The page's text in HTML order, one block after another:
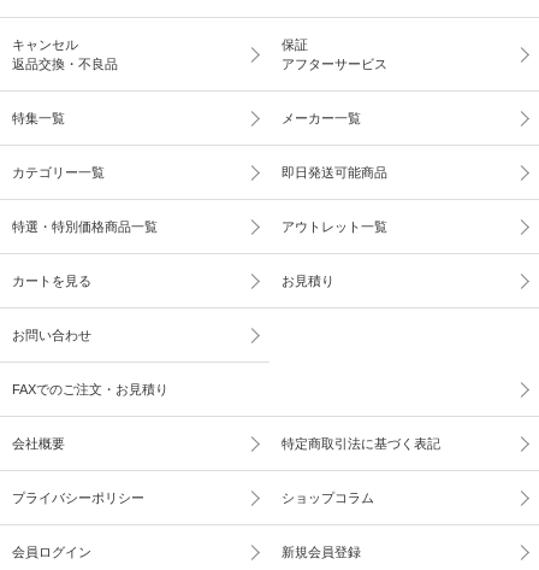
キャンセル
返品交換・不良品
保証
アフターサービス
特集一覧 メーカー一覧
カテゴリー一覧 即日発送可能商品
特選・特別価格商品一覧 アウトレット一覧
カートを見る お見積り
お問い合わせ
FAXでのご注文・お見積り
会社概要 特定商取引法に基づく表記
プライバシーポリシー ショップコラム
会員ログイン 新規会員登録